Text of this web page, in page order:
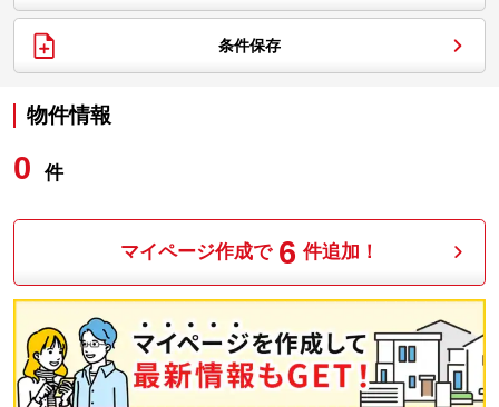
条件保存
物件情報
0 件
マイページ作成で 6 件追加！